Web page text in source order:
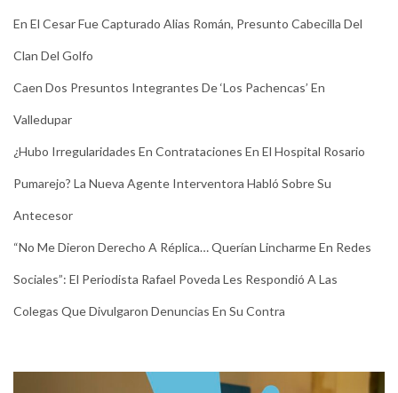
En El Cesar Fue Capturado Alias Román, Presunto Cabecilla Del
Clan Del Golfo
Caen Dos Presuntos Integrantes De ‘Los Pachencas’ En
Valledupar
¿Hubo Irregularidades En Contrataciones En El Hospital Rosario
Pumarejo? La Nueva Agente Interventora Habló Sobre Su
Antecesor
“No Me Dieron Derecho A Réplica… Querían Lincharme En Redes
Sociales”: El Periodista Rafael Poveda Les Respondió A Las
Colegas Que Divulgaron Denuncias En Su Contra